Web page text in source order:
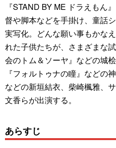
『STAND BY ME ドラえもん
督や脚本などを手掛け、童話
実写化。どんな願い事もかな
れた子供たちが、さまざまな
会のトム＆ソーヤ』などの城
『フォルトゥナの瞳』などの
などの新垣結衣、柴崎楓雅、
文香らが出演する。
あらすじ